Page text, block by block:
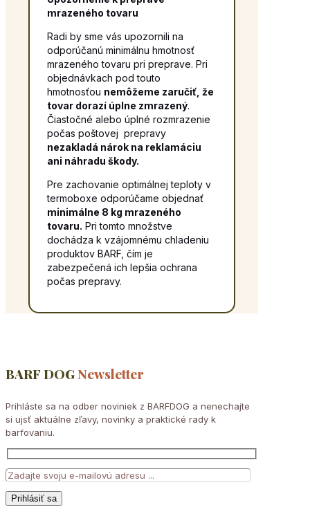
mrazeného tovaru
Radi by sme vás upozornili na
odporúčanú minimálnu hmotnosť
mrazeného tovaru pri preprave. Pri
objednávkach pod touto
hmotnosťou nemôžeme zaručiť, že
tovar dorazí úplne zmrazený.
Čiastočné alebo úplné rozmrazenie
počas poštovej prepravy
nezakladá nárok na reklamáciu
ani náhradu škody.
Pre zachovanie optimálnej teploty v
termoboxe odporúčame objednať
minimálne 8 kg mrazeného
tovaru. Pri tomto množstve
dochádza k vzájomnému chladeniu
produktov BARF, čím je
zabezpečená ich lepšia ochrana
počas prepravy.
BARF DOGNewsletter
Prihláste sa na odber noviniek z BARFDOG a nenechajte
si ujsť aktuálne zľavy, novinky a praktické rady k
barfovaniu.